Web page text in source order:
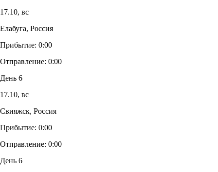
17.10, вс
Елабуга, Россия
Прибытие: 0:00
Отправление: 0:00
День 6
17.10, вс
Свияжск, Россия
Прибытие: 0:00
Отправление: 0:00
День 6